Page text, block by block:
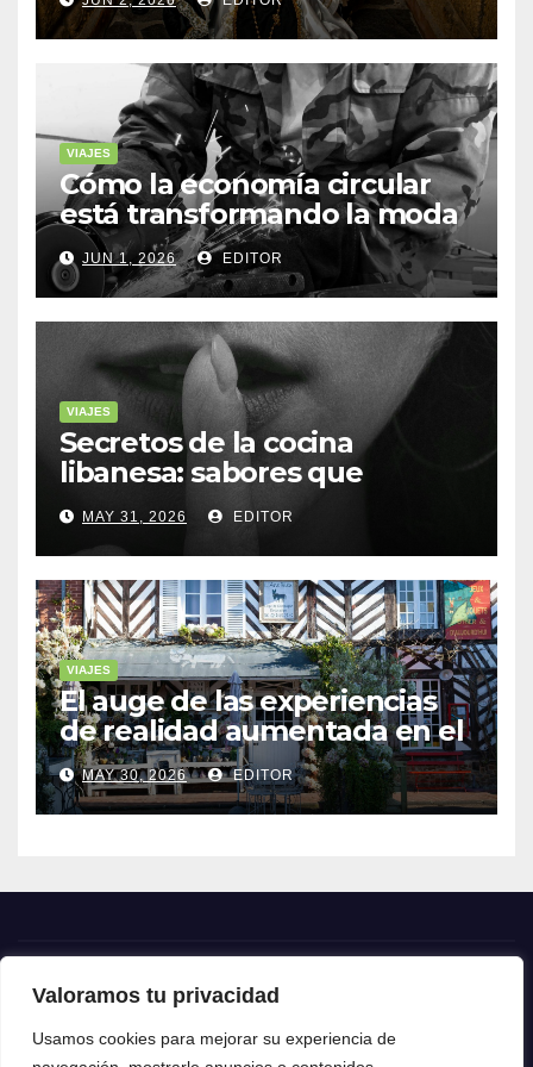
Valoramos tu privacidad
Usamos cookies para mejorar su experiencia de
VIAJES
Cómo la economía circular
está transformando la moda
sostenible
JUN 1, 2026 EDITOR
VIAJES
Secretos de la cocina
libanesa: sabores que
cuentan historias
MAY 31, 2026 EDITOR
VIAJES
El auge de las experiencias
de realidad aumentada en el
turismo
MAY 30, 2026 EDITOR
Crónica24